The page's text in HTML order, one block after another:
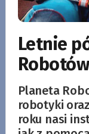
Letnie
Planeta
robotyki
roku nasi